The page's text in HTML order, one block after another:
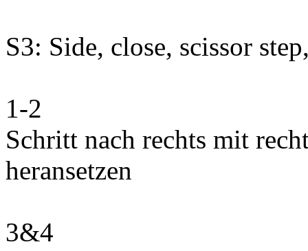
S3: Side, close, scissor
1-2
Schritt nach rechts mit
heransetzen
3&4